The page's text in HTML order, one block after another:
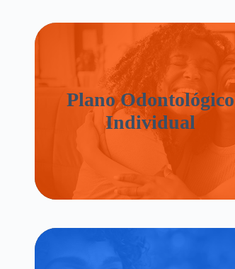
Plano Odontológico
Individual